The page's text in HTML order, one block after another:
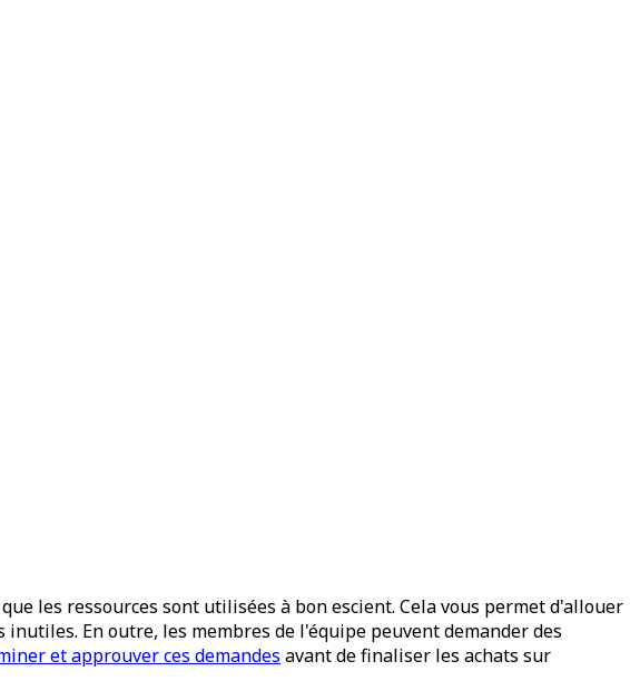
les ressources sont utilisées à bon escient. Cela vous permet d'allouer
En outre, les membres de l'équipe peuvent demander des
et approuver ces demandes avant de finaliser les achats sur